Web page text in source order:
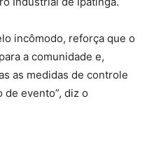
incômodo, reforça que o
a comunidade e,
as medidas de controle
evento”, diz o